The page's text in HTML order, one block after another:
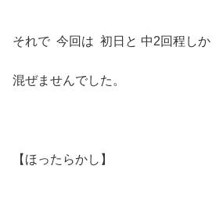
それで 今回は 初日と 中2回程しか
混ぜませんでした。
【ほったらかし】